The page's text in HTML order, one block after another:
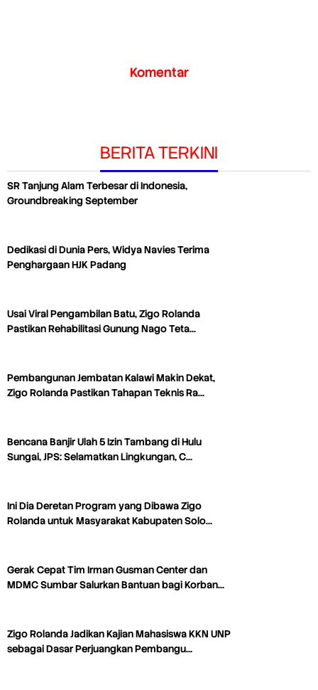
Komentar
BERITA TERKINI
SR Tanjung Alam Terbesar di Indonesia,
Groundbreaking September
Dedikasi di Dunia Pers, Widya Navies Terima
Penghargaan HJK Padang
Usai Viral Pengambilan Batu, Zigo Rolanda
Pastikan Rehabilitasi Gunung Nago Teta…
Pembangunan Jembatan Kalawi Makin Dekat,
Zigo Rolanda Pastikan Tahapan Teknis Ra…
Bencana Banjir Ulah 5 Izin Tambang di Hulu
Sungai, JPS: Selamatkan Lingkungan, C…
Ini Dia Deretan Program yang Dibawa Zigo
Rolanda untuk Masyarakat Kabupaten Solo…
Gerak Cepat Tim Irman Gusman Center dan
MDMC Sumbar Salurkan Bantuan bagi Korban…
Zigo Rolanda Jadikan Kajian Mahasiswa KKN UNP
sebagai Dasar Perjuangkan Pembangu…